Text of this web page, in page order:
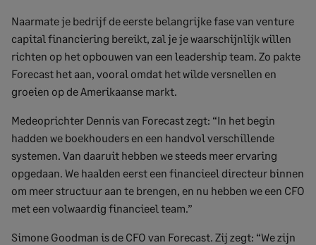
Naarmate je bedrijf de eerste belangrijke fase van venture
capital financiering bereikt, zal je je waarschijnlijk willen
richten op het opbouwen van een leadership team. Zo pakte
Forecast het aan, vooral omdat het wilde versnellen en
groeien op de Amerikaanse markt.
Medeoprichter Dennis van Forecast zegt: “In het begin
hadden we boekhouders en een handvol verschillende
systemen. Van daaruit hebben we steeds meer ervaring
opgedaan. We haalden eerst een financieel directeur binnen
om meer structuur aan te brengen, en nu hebben we een CFO
met een volwaardig financieel team.”
Simone Goodman is de CFO van Forecast. Zij zegt: “We zijn